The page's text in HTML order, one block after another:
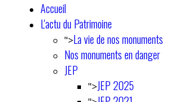
Accueil
L'actu du Patrimoine
">La vie de nos monuments
Nos monuments en danger
JEP
">JEP 2025